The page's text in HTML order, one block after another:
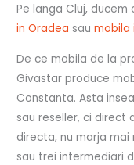
Pe langa Cluj, ducem
in Oradea saumobila
De ce mobila de la
Givastar produce
Constanta. Asta
sau reseller, ci direct
directa, nu marja
sau trei intermediari